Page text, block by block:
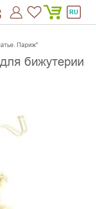
RU
Париж"
бижутерии